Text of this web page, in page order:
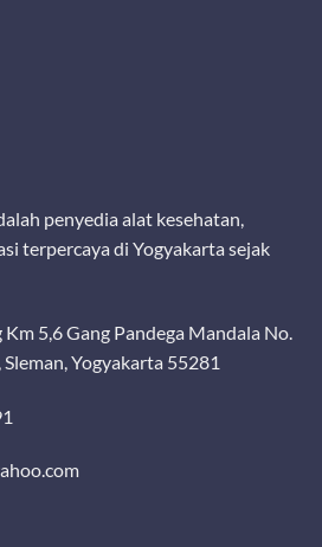
penyedia alat kesehatan,
terpercaya di Yogyakarta sejak
Km 5,6 Gang Pandega Mandala No.
Yogyakarta 55281